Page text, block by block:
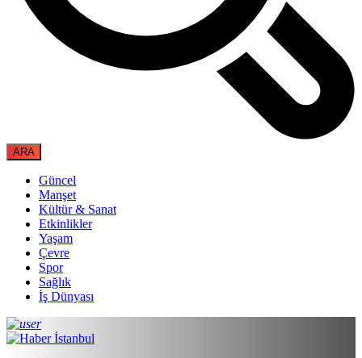
Güncel
Manşet
Kültür & Sanat
Etkinlikler
Yaşam
Çevre
Spor
Sağlık
İş Dünyası